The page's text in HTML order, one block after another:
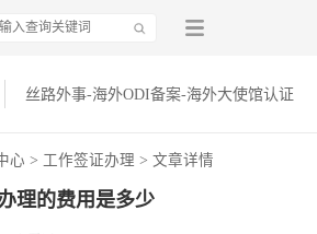
丝路外事-海外ODI备案-海外大使馆认证
心 > 工作签证办理 > 文章详情
理的费用是多少